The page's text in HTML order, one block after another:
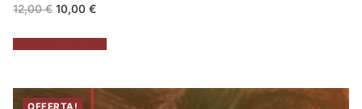
12,00€ Il
prezzo
era:
12,00 €.
10,00 €Il
è:
10,00 €.
OFFERTA!